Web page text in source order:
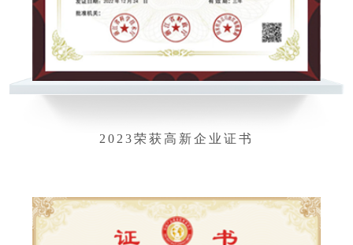
2023荣获高新企业证书